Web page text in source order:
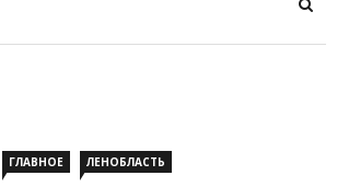
ГЛАВНОЕ ЛЕНОБЛАСТЬ